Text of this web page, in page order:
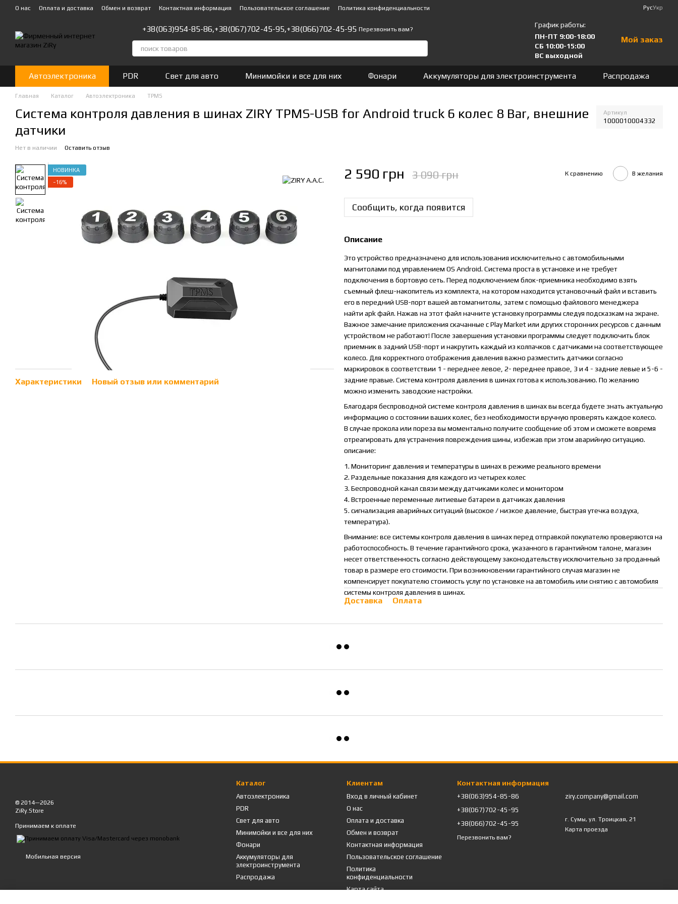
Перейти к основному контенту
О нас Оплата и доставка Обмен и возврат Контактная информация Пользовательское соглашение Политика конфиденциальности РусУкр
+38(063)954-85-86,+38(067)702-45-95,+38(066)702-45-95 Перезвонить вам?
График работы:
ПН-ПТ 9:00-18:00
СБ 10:00-15:00
ВС выходной
Мой заказ
Автоэлектроника PDR Свет для авто Минимойки и все для них Фонари Аккумуляторы для электроинструмента Распродажа
Главная Каталог Автоэлектроника TPMS
Система контроля давления в шинах ZIRY TPMS-USB for Android truck 6 колес 8 Bar, внешние
датчики
Артикул
1000010004332
Нет в наличии Оставить отзыв
НОВИНКА
−16%
Характеристики Новый отзыв или комментарий
2 590 грн 3 090 грн К сравнению В желания
Сообщить, когда появится
Описание
Это устройство предназначено для использования исключительно с автомобильными
магнитолами под управлением OS Android. Система проста в установке и не требует
подключения в бортовую сеть. Перед подключением блок-приемника необходимо взять
съемный флеш-накопитель из комплекта, на котором находится установочный файл и вставить
его в передний USB-порт вашей автомагнитолы, затем с помощью файлового менеджера
найти apk файл. Нажав на этот файл начните установку программы следуя подсказкам на экране.
Важное замечание приложения скачанные с Play Market или других сторонних ресурсов с данным
устройством не работают! После завершения установки программы следует подключить блок
приемник в задний USB-порт и накрутить каждый из колпачков с датчиками на соответствующее
колесо. Для корректного отображения давления важно разместить датчики согласно
маркировок в соответствии 1 - переднее левое, 2- переднее правое, 3 и 4 - задние левые и 5-6 -
задние правые. Система контроля давления в шинах готова к использованию. По желанию
можно изменить заводские настройки.
Благодаря беспроводной системе контроля давления в шинах вы всегда будете знать актуальную
информацию о состоянии ваших колес, без необходимости вручную проверять каждое колесо.
В случае прокола или пореза вы моментально получите сообщение об этом и сможете вовремя
отреагировать для устранения повреждения шины, избежав при этом аварийную ситуацию.
описание:
1. Мониторинг давления и температуры в шинах в режиме реального времени
2. Раздельные показания для каждого из четырех колес
3. Беспроводной канал связи между датчиками колес и монитором
4. Встроенные переменные литиевые батареи в датчиках давления
5. сигнализация аварийных ситуаций (высокое / низкое давление, быстрая утечка воздуха,
температура).
Внимание: все системы контроля давления в шинах перед отправкой покупателю проверяются на
работоспособность. В течение гарантийного срока, указанного в гарантийном талоне, магазин
несет ответственность согласно действующему законодательству исключительно за проданный
товар в размере его стоимости. При возникновении гарантийного случая магазин не
компенсирует покупателю стоимость услуг по установке на автомобиль или снятию с автомобиля
системы контроля давления в шинах.
Доставка Оплата
© 2014—2026
ZiRy.Store
Принимаем к оплате
Мобильная версия
Каталог
Автоэлектроника
PDR
Свет для авто
Минимойки и все для них
Фонари
Аккумуляторы для
электроинструмента
Распродажа
Клиентам
Вход в личный кабинет
О нас
Оплата и доставка
Обмен и возврат
Контактная информация
Пользовательское соглашение
Политика
конфиденциальности
Карта сайта
Контактная информация
+38(063)954-85-86
+38(067)702-45-95
+38(066)702-45-95
Перезвонить вам?
ziry.company@gmail.com
г. Сумы, ул. Троицкая, 21
Карта проезда